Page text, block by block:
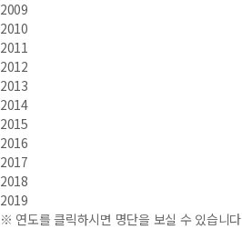
2009
2010
2011
2012
2013
2014
2015
2016
2017
2018
2019
※ 연도를 클릭하시면 명단을 보실 수 있습니다